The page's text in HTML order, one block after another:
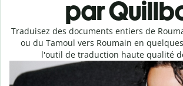
par
Traduisez des documents entiers de
ou du Tamoul vers Roumain en
l'outil de traduction haute qualité